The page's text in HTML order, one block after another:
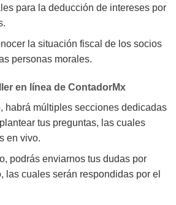
para la deducción de intereses por
la situación fiscal de los socios
personas morales.
en línea de ContadorMx
habrá múltiples secciones dedicadas
tus preguntas, las cuales
en vivo.
podrás enviarnos tus dudas por
las cuales serán respondidas por el